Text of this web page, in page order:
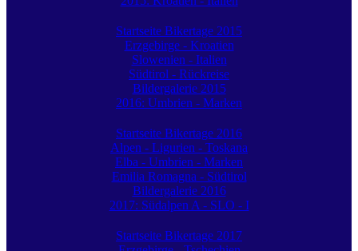
Startseite Bikertage 2015
Erzgebirge - Kroatien
Slowenien - Italien
Südtirol - Rückreise
Bildergalerie 2015
2016: Umbrien - Marken
Startseite Bikertage 2016
Alpen - Ligurien - Toskana
Elba - Umbrien - Marken
Emilia Romagna - Südtirol
Bildergalerie 2016
2017: Südalpen A - SLO - I
Startseite Bikertage 2017